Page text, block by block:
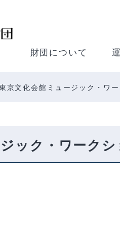
財団について
京文化会館ミュージック・ワ
ック・ワーク